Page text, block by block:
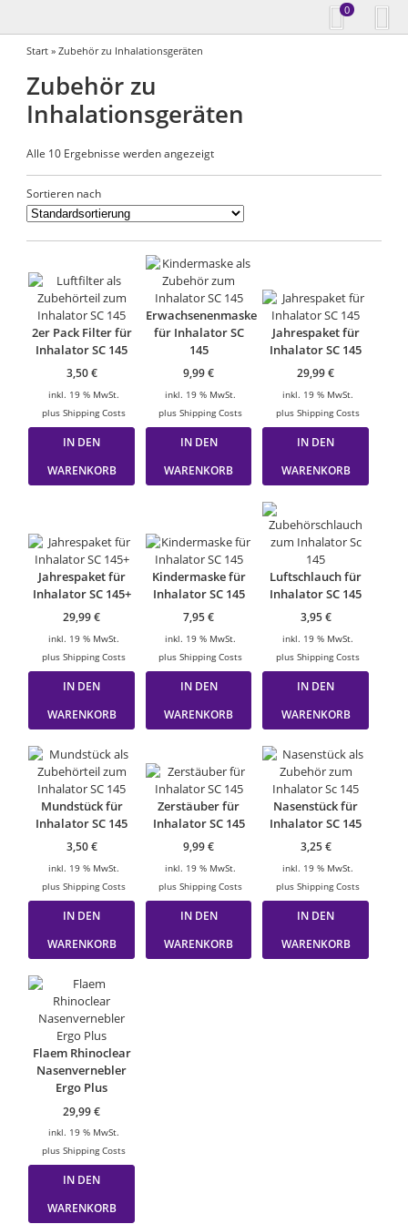
0
Start » Zubehör zu Inhalationsgeräten
Zubehör zu
Inhalationsgeräten
Alle 10 Ergebnisse werden angezeigt
Sortieren nach
2er Pack Filter für
Inhalator SC 145
3,50€
inkl. 19 % MwSt.
plus Shipping Costs
IN DEN
WARENKORB
Erwachsenenmaske
für Inhalator SC
145
9,99€
inkl. 19 % MwSt.
plusShipping Costs
IN DEN
WARENKORB
Jahrespaket für
Inhalator SC 145
29,99€
inkl. 19 % MwSt.
plus Shipping Costs
IN DEN
WARENKORB
Jahrespaket für
Inhalator SC 145+
29,99€
inkl. 19 % MwSt.
plus Shipping Costs
IN DEN
WARENKORB
Kindermaske für
Inhalator SC 145
7,95€
inkl. 19 % MwSt.
plusShipping Costs
IN DEN
WARENKORB
Luftschlauch für
Inhalator SC 145
3,95€
inkl. 19 % MwSt.
plus Shipping Costs
IN DEN
WARENKORB
Mundstück für
Inhalator SC 145
3,50€
inkl. 19 % MwSt.
plus Shipping Costs
IN DEN
WARENKORB
Zerstäuber für
Inhalator SC 145
9,99€
inkl. 19 % MwSt.
plusShipping Costs
IN DEN
WARENKORB
Nasenstück für
Inhalator SC 145
3,25€
inkl. 19 % MwSt.
plus Shipping Costs
IN DEN
WARENKORB
Flaem Rhinoclear
Nasenvernebler
Ergo Plus
29,99€
inkl. 19 % MwSt.
plus Shipping Costs
IN DEN
WARENKORB